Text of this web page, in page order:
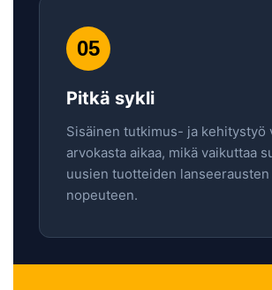
05
Pitkä sykli
Sisäinen tutkimus- ja kehitystyö
arvokasta aikaa, mikä vaikuttaa
uusien tuotteiden lanseerausten
nopeuteen.